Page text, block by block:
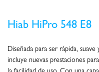
Hiab HiPro 548 E8
Diseñada para ser rápida, suave
incluye nuevas prestaciones